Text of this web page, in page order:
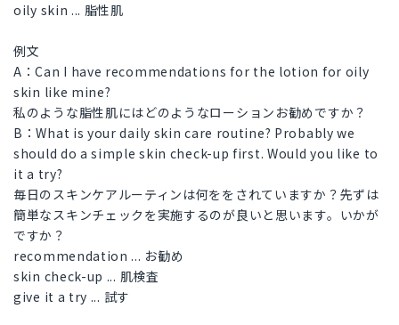
oily skin ... 脂性肌
例文
A：Can I have recommendations for the lotion for oily
skin like mine?
私のような脂性肌にはどのようなローションお勧めですか？
B：What is your daily skin care routine? Probably we
should do a simple skin check-up first. Would you like to
it a try?
毎日のスキンケアルーティンは何ををされていますか？先ずは
簡単なスキンチェックを実施するのが良いと思います。いかが
ですか？
recommendation ... お勧め
skin check-up ... 肌検査
give it a try ... 試す